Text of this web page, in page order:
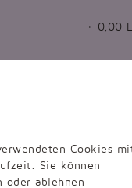
+ 0,00
Cookies
Sie können
oder ablehnen